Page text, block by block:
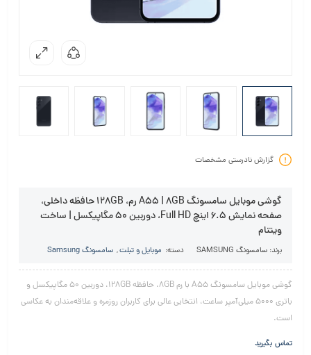
گزارش نادرستی مشخصات
گوشی موبایل سامسونگ A55 | 8GB رم، 128GB حافظه داخلی،
صفحه نمایش 6.5 اینچ Full HD، دوربین 50 مگاپیکسل | ساخت
ویتنام
برند: سامسونگ SAMSUNG دسته: موبایل و تبلت, سامسونگ Samsung
گوشی موبایل سامسونگ A55 با رم 8GB، حافظه 128GB، دوربین 50 مگاپیکسل و
باتری 5000 میلی‌آمپر ساعت، انتخابی عالی برای کاربران روزمره و علاقه‌مندان به عکاسی
است.
تماس بگیرید